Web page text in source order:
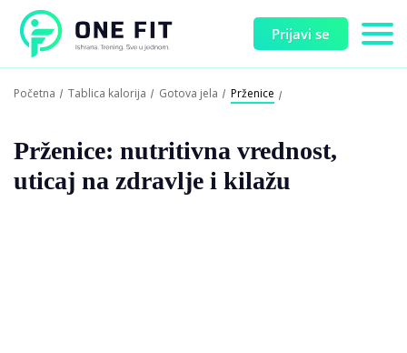
Prijavi se
Početna Tablica kalorija Gotova jela Prženice
Prženice: nutritivna vrednost,
uticaj na zdravlje i kilažu